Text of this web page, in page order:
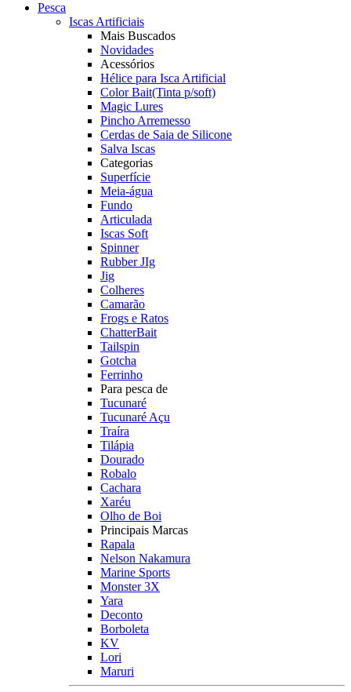
Pesca
Iscas Artificiais
Mais Buscados
Novidades
Acessórios
Hélice para Isca Artificial
Color Bait(Tinta p/soft)
Magic Lures
Pincho Arremesso
Cerdas de Saia de Silicone
Salva Iscas
Categorias
Superfície
Meia-água
Fundo
Articulada
Iscas Soft
Spinner
Rubber JIg
Jig
Colheres
Camarão
Frogs e Ratos
ChatterBait
Tailspin
Gotcha
Ferrinho
Para pesca de
Tucunaré
Tucunaré Açu
Traíra
Tilápia
Dourado
Robalo
Cachara
Xaréu
Olho de Boi
Principais Marcas
Rapala
Nelson Nakamura
Marine Sports
Monster 3X
Yara
Deconto
Borboleta
KV
Lori
Maruri